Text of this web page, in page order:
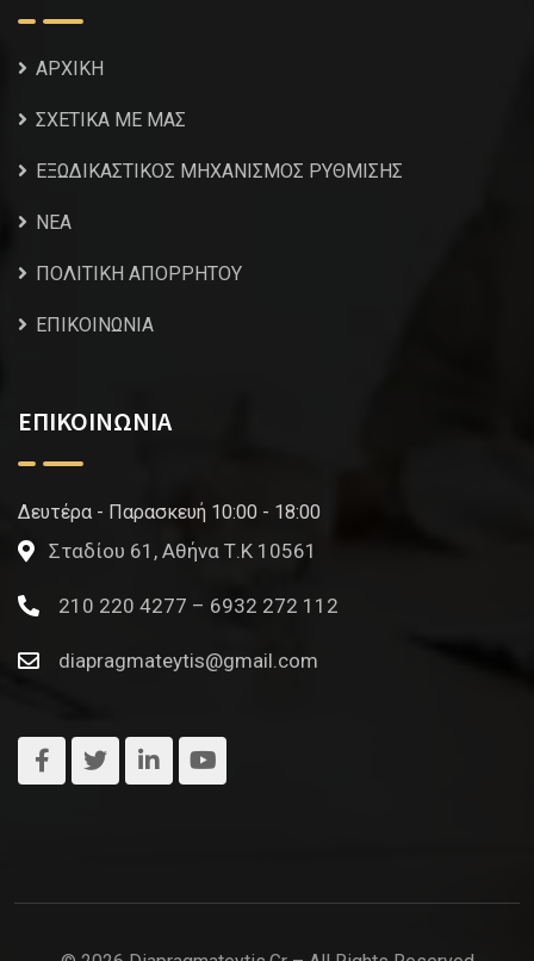
ΑΡΧΙΚΗ
ΣΧΕΤΙΚΑ ΜΕ ΜΑΣ
ΕΞΩΔΙΚΑΣΤΙΚΟΣ ΜΗΧΑΝΙΣΜΟΣ ΡΥΘΜΙΣΗΣ
NEA
ΠΟΛΙΤΙΚΗ ΑΠΟΡΡΗΤΟΥ
ΕΠΙΚΟΙΝΩΝΙΑ
ΕΠΙΚΟΙΝΩΝΙΑ
Δευτέρα - Παρασκευή 10:00 - 18:00
Σταδίου 61, Αθήνα Τ.Κ 10561
210 220 4277 – 6932 272 112
diapragmateytis@gmail.com